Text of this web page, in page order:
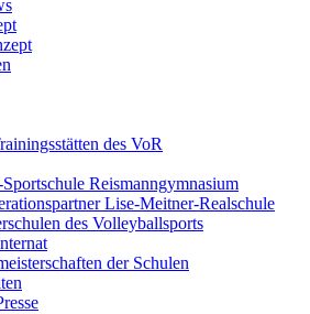
des VoR
Reismanngymnasium
Lise-Meitner-Realschule
des Volleyballsports
der Schulen